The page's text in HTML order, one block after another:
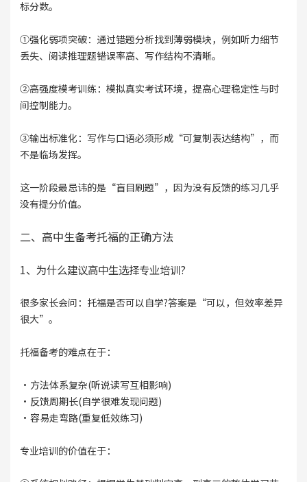
标分数。
①强化弱项突破：通过错题分析找到薄弱模块，例如听力细节
丢失、阅读推理题错误率高、写作结构不清晰。
②高强度模考训练：模拟真实考试环境，提高心理稳定性与时
间控制能力。
③输出标准化：写作与口语必须形成“可复制表达结构”，而
不是临场发挥。
这一阶段最忌讳的是“盲目刷题”，因为没有反馈的练习几乎
没有提分价值。
二、高中生备考托福的正确方法
1、为什么建议高中生选择专业培训?
很多家长会问：托福是否可以自学?答案是“可以，但效率差异
很大”。
托福备考的难点在于：
·方法体系复杂(听说读写互相影响)
·反馈周期长(自学很难发现问题)
·容易走弯路(重复低效练习)
专业培训的价值在于：